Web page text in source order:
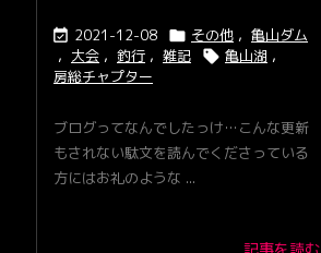
 2021-12-08  その他 , 亀山ダム
, 大会 , 釣行 , 雑記  亀山湖 ,
房総チャプター
ブログってなんでしたっけ…こんな更新
もされない駄文を読んでくださっている
方にはお礼のような ...
記事を読む